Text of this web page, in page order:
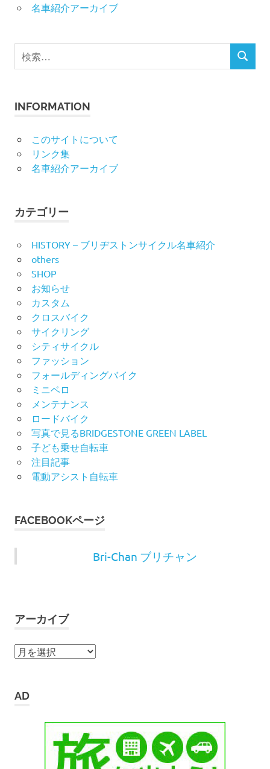
名車紹介アーカイブ
検
索
検
索
INFORMATION
このサイトについて
リンク集
名車紹介アーカイブ
カテゴリー
HISTORY – ブリヂストンサイクル名車紹介
others
SHOP
お知らせ
カスタム
クロスバイク
サイクリング
シティサイクル
ファッション
フォールディングバイク
ミニベロ
メンテナンス
ロードバイク
写真で見るBRIDGESTONE GREEN LABEL
子ども乗せ自転車
注目記事
電動アシスト自転車
FACEBOOKページ
Bri-Chan ブリチャン
アーカイブ
ア
イ
AD